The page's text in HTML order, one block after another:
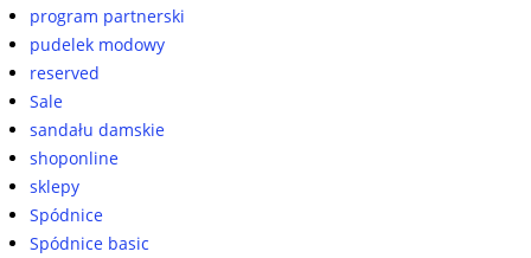
program partnerski
pudelek modowy
reserved
Sale
sandału damskie
shoponline
sklepy
Spódnice
Spódnice basic